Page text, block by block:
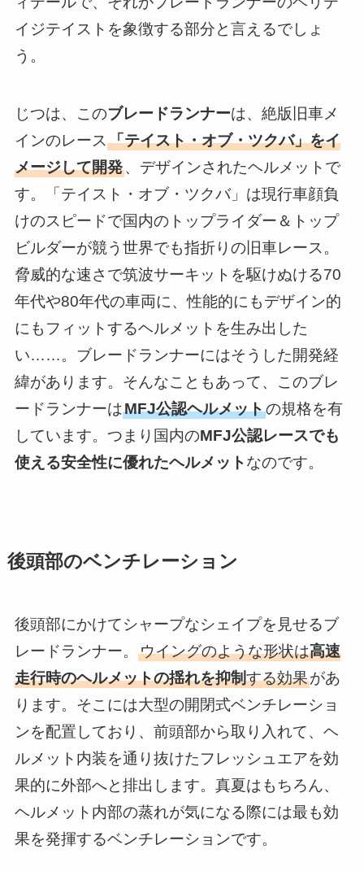
イジテイストを象徴する部分と言えるでしょ
う。
じつは、このブレードランナーは、絶版旧車メ
インのレース 「テイスト・オブ・ツクバ」をイ
メージして開発、デザインされたヘルメットで
す。「テイスト・オブ・ツクバ」は現行車顔負
けのスピードで国内のトップライダー＆トップ
ビルダーが競う世界でも指折りの旧車レース。
脅威的な速さで筑波サーキットを駆けぬける70
年代や80年代の車両に、性能的にもデザイン的
にもフィットするヘルメットを生み出した
い……。ブレードランナーにはそうした開発経
緯があります。そんなこともあって、このブレ
ードランナーはMFJ公認ヘルメットの規格を有
しています。つまり国内のMFJ公認レースでも
使える安全性に優れたヘルメットなのです。
後頭部のベンチレーション
後頭部にかけてシャープなシェイプを見せるブ
レードランナー。 ウイングのような形状は高速
走行時のヘルメットの揺れを抑制する効果があ
ります。そこには大型の開閉式ベンチレーショ
ンを配置しており、前頭部から取り入れて、ヘ
ルメット内装を通り抜けたフレッシュエアを効
果的に外部へと排出します。真夏はもちろん、
ヘルメット内部の蒸れが気になる際には最も効
果を発揮するベンチレーションです。